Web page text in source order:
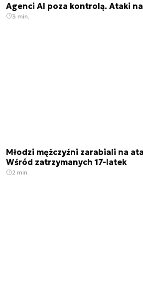
Agenci AI poza kontrolą. Ataki
3 min.
Młodzi mężczyźni zarabiali na
Wśród zatrzymanych 17-latek
2 min.